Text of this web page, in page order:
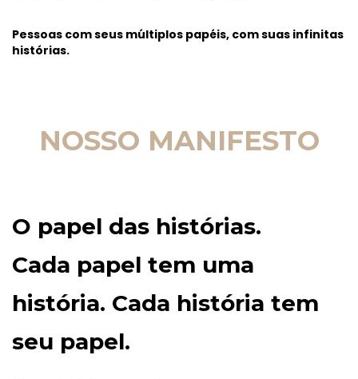
Pessoas com seus múltiplos papéis, com suas infinitas
histórias.
NOSSO MANIFESTO
O papel das histórias.
Cada papel tem uma
história. Cada história tem
seu papel.